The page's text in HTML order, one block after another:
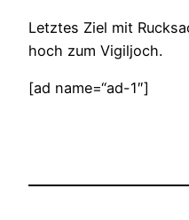
Letztes Ziel mit
hoch zum Vigiljoch.
[ad name=“ad-1″]